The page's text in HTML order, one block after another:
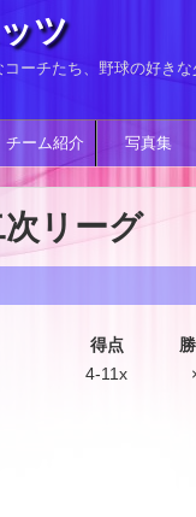
ツ
コーチたち、野球の好き
チーム紹介 写真集
リーグ
得点
4-11x